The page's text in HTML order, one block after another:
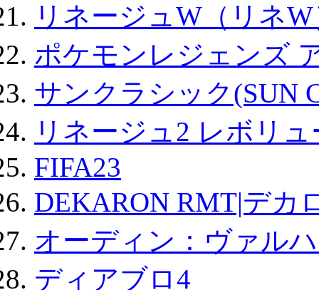
リネージュW（リネ
ポケモンレジェンズ
サンクラシック(SUN
リネージュ2 レボリ
FIFA23
DEKARON RMT|デカ
オーディン：ヴァル
ディアブロ4